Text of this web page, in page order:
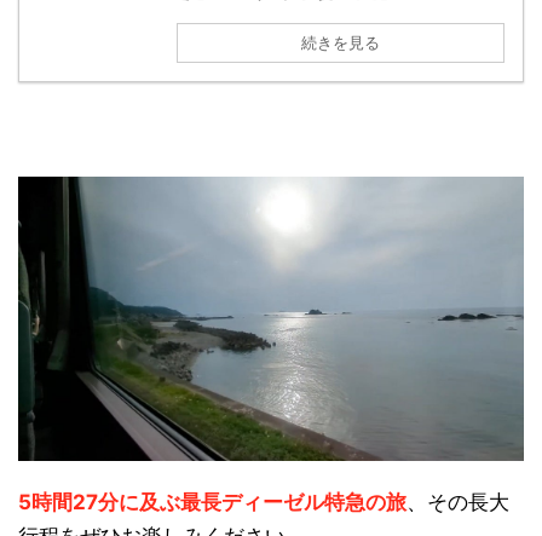
続きを見る
5時間27分に及ぶ最長ディーゼル特急の旅、その長大